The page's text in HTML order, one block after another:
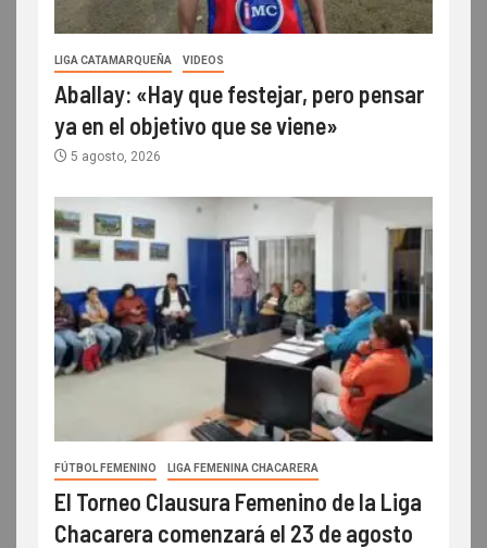
LIGA CATAMARQUEÑA VIDEOS
Aballay: «Hay que festejar, pero pensar
ya en el objetivo que se viene»
5 agosto, 2026
FÚTBOL FEMENINO LIGA FEMENINA CHACARERA
El Torneo Clausura Femenino de la Liga
Chacarera comenzará el 23 de agosto